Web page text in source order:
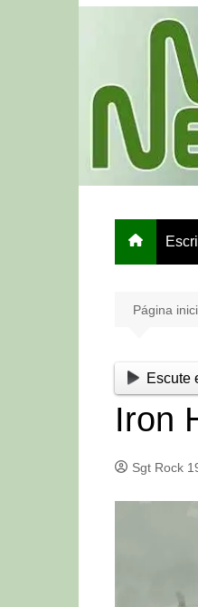
Página
Escute
Iron
Sgt Rock